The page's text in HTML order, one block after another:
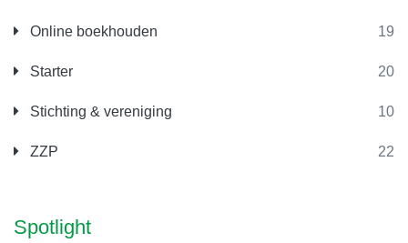
Online boekhouden 19
Starter 20
Stichting & vereniging 10
ZZP 22
Spotlight